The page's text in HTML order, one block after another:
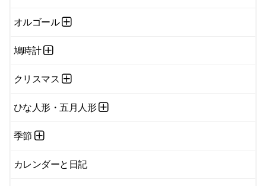
オルゴール
鳩時計
クリスマス
ひな人形・五月人形
季節
カレンダーと日記